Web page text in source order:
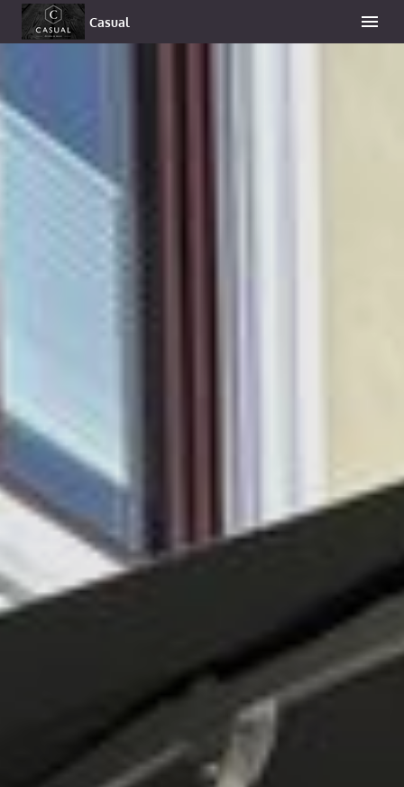
Casual